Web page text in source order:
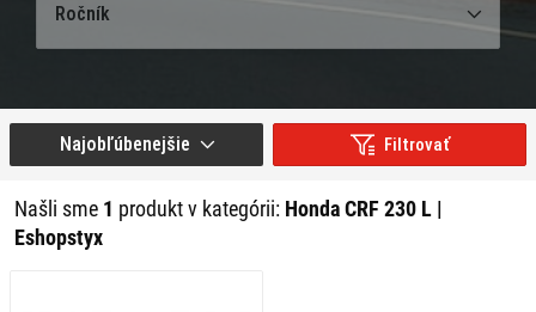
Ročník
Filtrovať
Našli sme 1 produkt v kategórii: Honda CRF 230 L |
Eshopstyx
Najobľúbenejšie